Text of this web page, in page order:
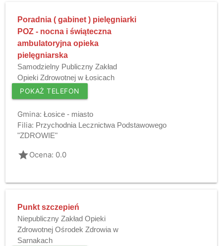
Poradnia ( gabinet ) pielęgniarki
POZ - nocna i świąteczna
ambulatoryjna opieka
pielęgniarska
Samodzielny Publiczny Zakład
Opieki Zdrowotnej w Łosicach
POKAŻ TELEFON
Gmina: Łosice - miasto
Filia: Przychodnia Lecznictwa Podstawowego
"ZDROWIE"
gradeOcena: 0.0
Punkt szczepień
Niepubliczny Zakład Opieki
Zdrowotnej Ośrodek Zdrowia w
Sarnakach